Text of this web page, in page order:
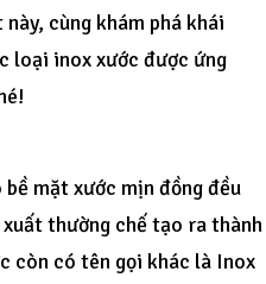
cùng khám phá khái
loại inox xước được ứng
mặt xước mịn đồng đều
thường chế tạo ra thành
còn có tên gọi khác là Inox